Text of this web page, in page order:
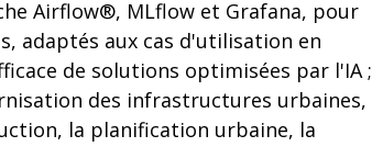
Airflow®, MLflow et Grafana, pour
adaptés aux cas d'utilisation en
de solutions optimisées par l'IA ;
des infrastructures urbaines,
la planification urbaine, la